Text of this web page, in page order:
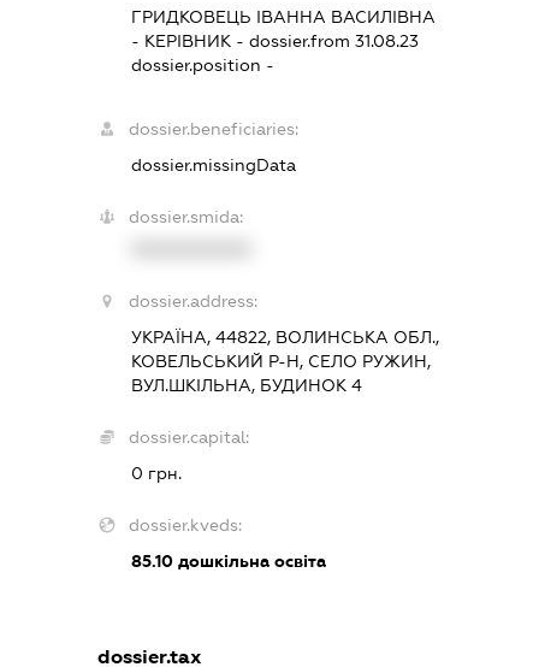
ГРИДКОВЕЦЬ ІВАННА ВАСИЛІВНА
- КЕРІВНИК - dossier.from 31.08.23
dossier.position -
dossier.beneficiaries:
dossier.missingData
dossier.smida:
dossier.address:
УКРАЇНА, 44822, ВОЛИНСЬКА ОБЛ.,
КОВЕЛЬСЬКИЙ Р-Н, СЕЛО РУЖИН,
ВУЛ.ШКІЛЬНА, БУДИНОК 4
dossier.capital:
0 грн.
dossier.kveds:
85.10 дошкільна освіта
dossier.tax